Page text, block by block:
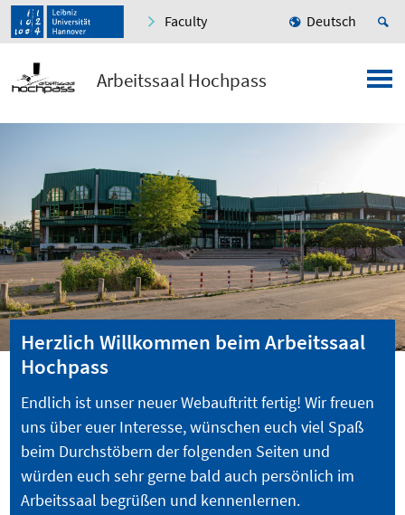
Faculty Deutsch
Arbeitssaal Hochpass
Herzlich Willkommen beim Arbeitssaal
Hochpass
Endlich ist unser neuer Webauftritt fertig! Wir freuen
uns über euer Interesse, wünschen euch viel Spaß
beim Durchstöbern der folgenden Seiten und
würden euch sehr gerne bald auch persönlich im
Arbeitssaal begrüßen und kennenlernen.